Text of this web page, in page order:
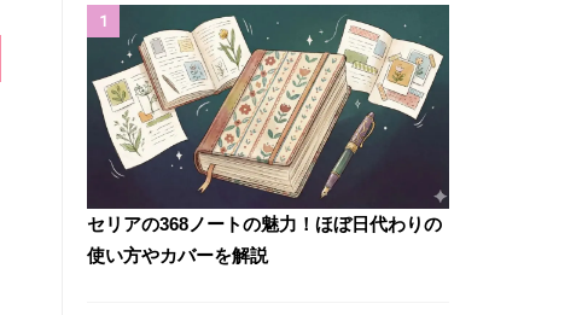
1
セリアの368ノートの魅力！ほぼ日代わりの
使い方やカバーを解説